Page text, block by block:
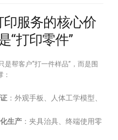
服务的核心价
“打印零件”
是帮客户“打一件样品”，而是围
：外观手板、人体工学模型、
生产 ：夹具治具、终端使用零